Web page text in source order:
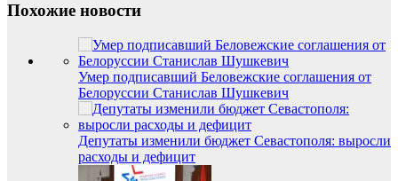
Похожие новости
Умер подписавший Беловежские соглашения от
Белоруссии Станислав Шушкевич
Депутаты изменили бюджет Севастополя: выросли
расходы и дефицит